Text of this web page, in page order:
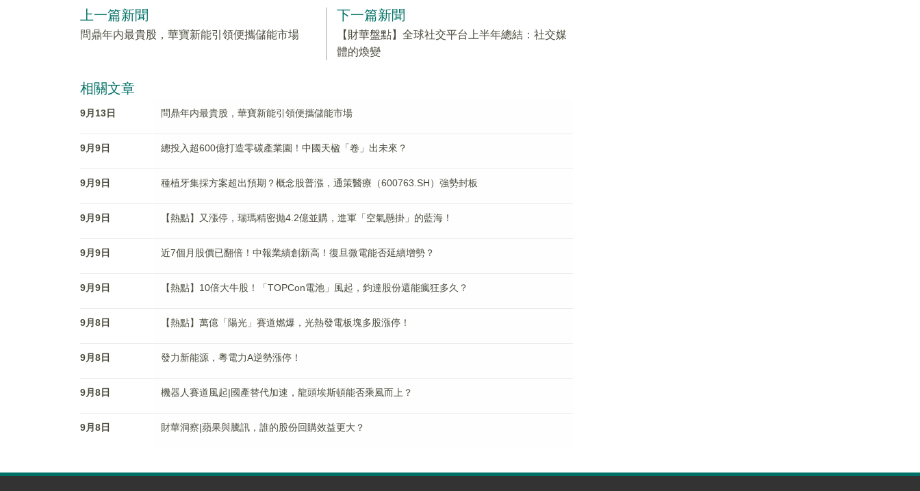
上一篇新聞
問鼎年内最貴股，華寶新能引領便攜儲能市場
下一篇新聞
【財華盤點】全球社交平台上半年總結：社交媒
體的煥變
相關文章
9月13日 問鼎年内最貴股，華寶新能引領便攜儲能市場
9月9日 總投入超600億打造零碳產業園！中國天楹「卷」出未來？
9月9日 種植牙集採方案超出預期？概念股普漲，通策醫療（600763.SH）強勢封板
9月9日 【熱點】又漲停，瑞瑪精密抛4.2億並購，進軍「空氣懸掛」的藍海！
9月9日 近7個月股價已翻倍！中報業績創新高！復旦微電能否延續增勢？
9月9日 【熱點】10倍大牛股！「TOPCon電池」風起，鈞達股份還能瘋狂多久？
9月8日 【熱點】萬億「陽光」賽道燃爆，光熱發電板塊多股漲停！
9月8日 發力新能源，粵電力A逆勢漲停！
9月8日 機器人賽道風起|國產替代加速，龍頭埃斯頓能否乘風而上？
9月8日 財華洞察|蘋果與騰訊，誰的股份回購效益更大？